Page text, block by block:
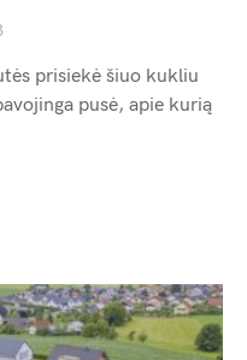
prisiekė šiuo kukliu
pusė, apie kurią